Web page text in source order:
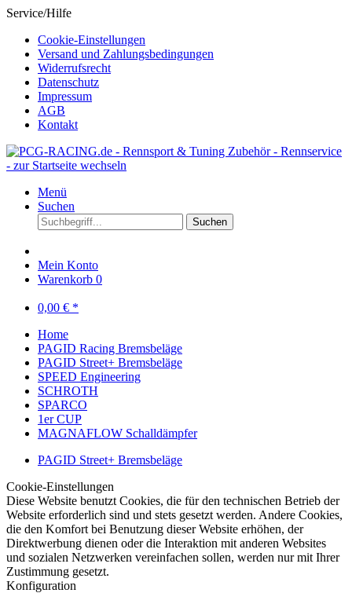
Service/Hilfe
Cookie-Einstellungen
Versand und Zahlungsbedingungen
Widerrufsrecht
Datenschutz
Impressum
AGB
Kontakt
Menü
Suchen
Suchen
Mein Konto
Warenkorb 0
0,00 € *
Home
PAGID Racing Bremsbeläge
PAGID Street+ Bremsbeläge
SPEED Engineering
SCHROTH
SPARCO
1er CUP
MAGNAFLOW Schalldämpfer
PAGID Street+ Bremsbeläge
Cookie-Einstellungen
Diese Website benutzt Cookies, die für den technischen Betrieb der
Website erforderlich sind und stets gesetzt werden. Andere Cookies,
die den Komfort bei Benutzung dieser Website erhöhen, der
Direktwerbung dienen oder die Interaktion mit anderen Websites
und sozialen Netzwerken vereinfachen sollen, werden nur mit Ihrer
Zustimmung gesetzt.
Konfiguration